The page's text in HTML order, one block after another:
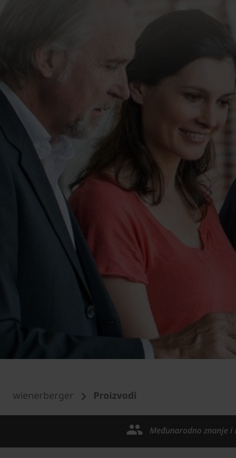
wienerberger Proizvodi
Međunarodno znanje i